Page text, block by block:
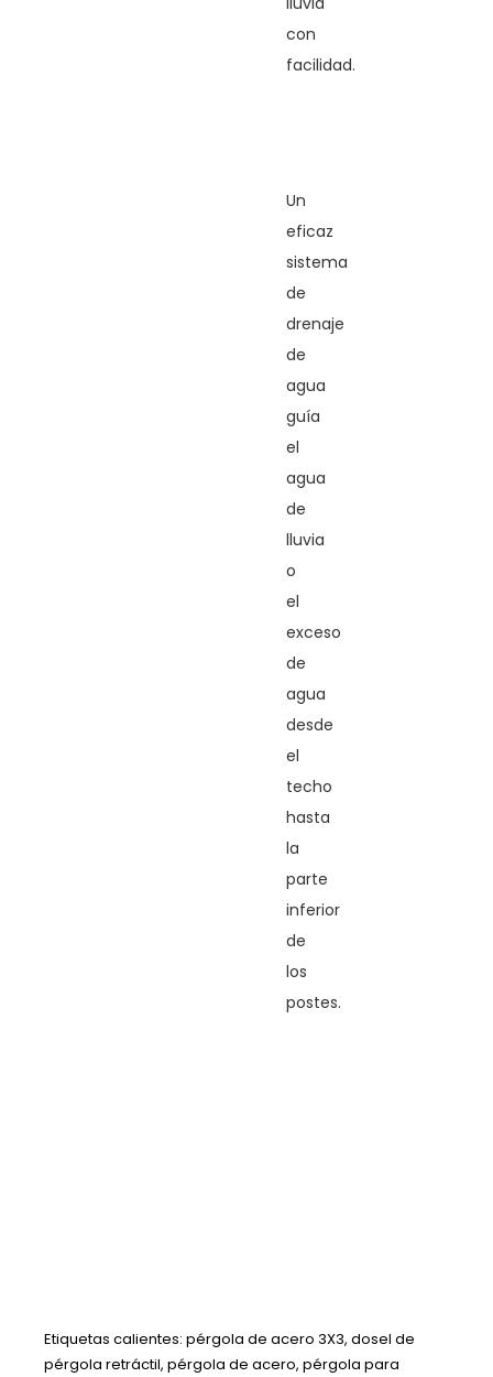
con
facilidad.
Un
eficaz
sistema
de
drenaje
de
agua
guía
el
agua
de
lluvia
o
el
exceso
de
agua
desde
el
techo
hasta
la
parte
inferior
de
los
postes.
Etiquetas calientes: pérgola de acero 3X3, dosel de
pérgola retráctil, pérgola de acero, pérgola para